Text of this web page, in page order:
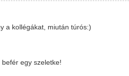
a kollégákat, miután túrós:)
egy szeletke!